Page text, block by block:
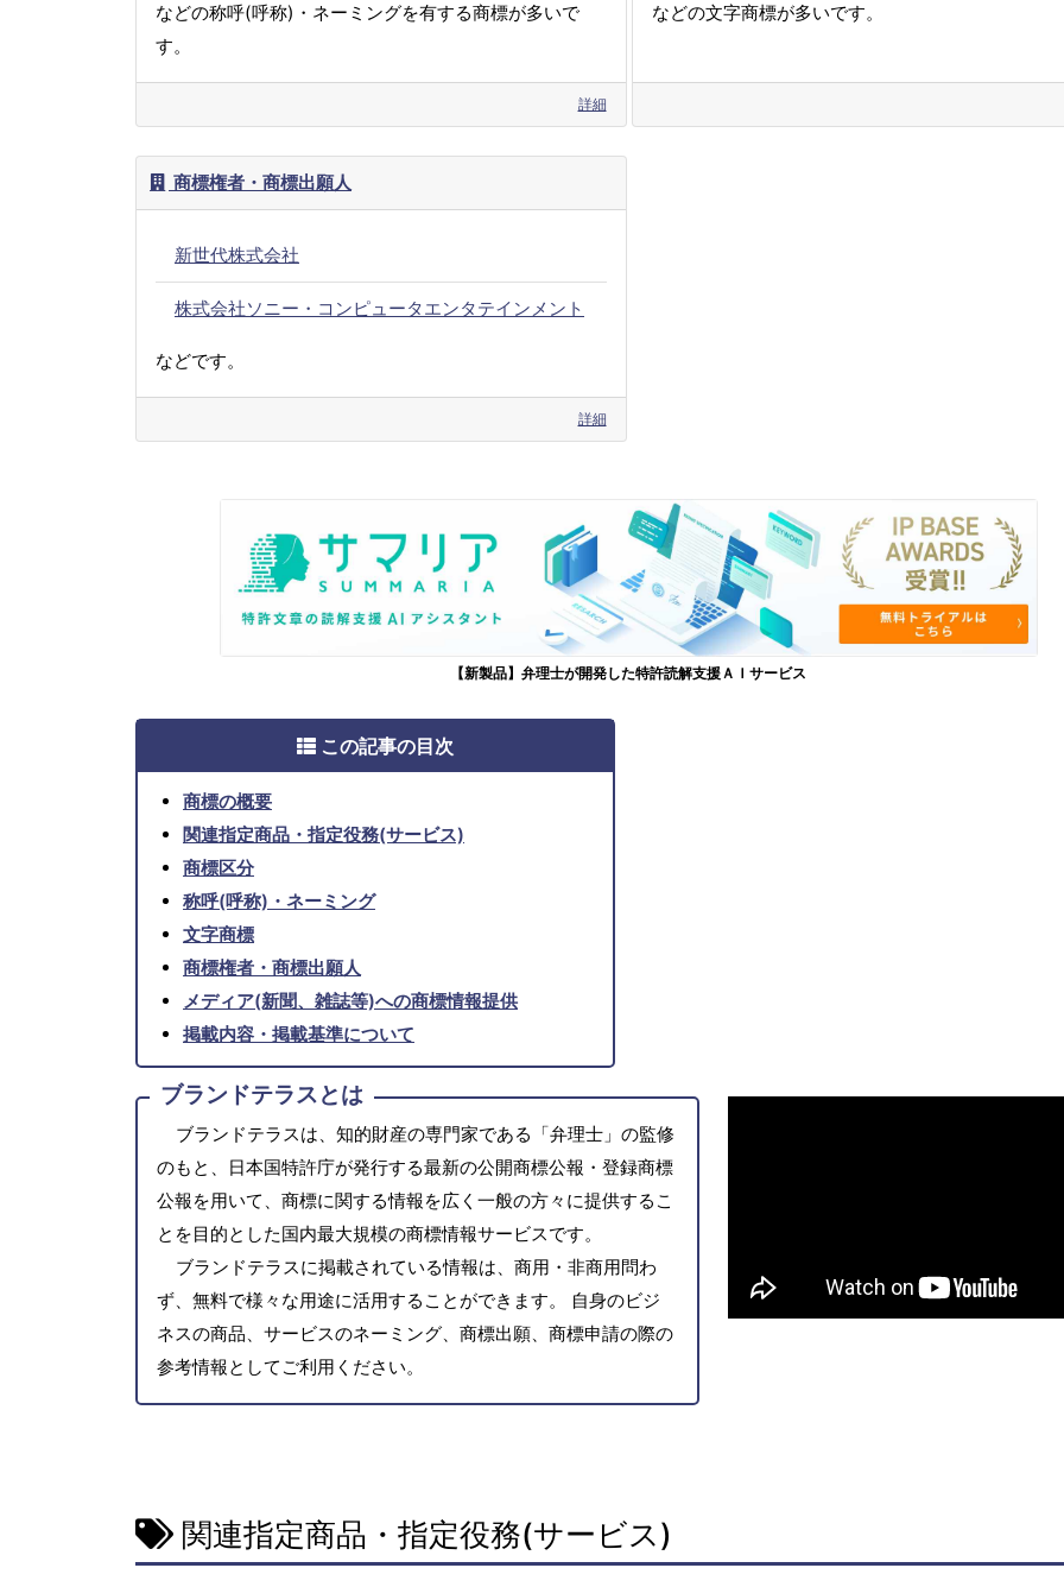
などの称呼(呼称)・ネーミングを有する商標が多いで
す。
詳細
などの文字商標が多いです。
商標権者・商標出願人
新世代株式会社
株式会社ソニー・コンピュータエンタテインメント
などです。
詳細
【新製品】弁理士が開発した特許読解支援ＡＩサービス
この記事の目次
商標の概要
関連指定商品・指定役務(サービス)
商標区分
称呼(呼称)・ネーミング
文字商標
商標権者・商標出願人
メディア(新聞、雑誌等)への商標情報提供
掲載内容・掲載基準について
ブランドテラスとは
ブランドテラスは、知的財産の専門家である「弁理士」の監修
のもと、日本国特許庁が発行する最新の公開商標公報・登録商標
公報を用いて、商標に関する情報を広く一般の方々に提供するこ
とを目的とした国内最大規模の商標情報サービスです。
ブランドテラスに掲載されている情報は、商用・非商用問わ
ず、無料で様々な用途に活用することができます。 自身のビジ
ネスの商品、サービスのネーミング、商標出願、商標申請の際の
参考情報としてご利用ください。
関連指定商品・指定役務(サービス)